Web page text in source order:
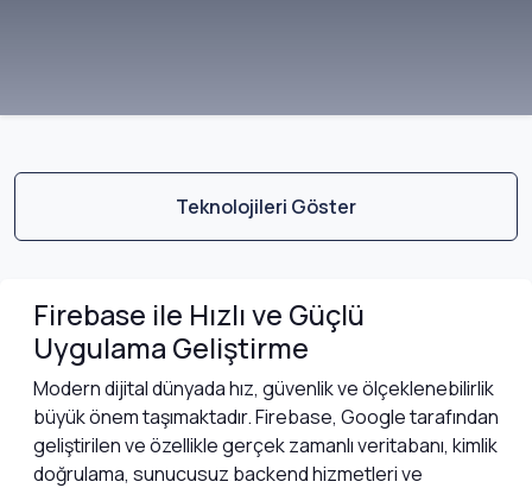
Teknolojileri Göster
Firebase ile Hızlı ve Güçlü
Uygulama Geliştirme
Modern dijital dünyada hız, güvenlik ve ölçeklenebilirlik
büyük önem taşımaktadır. Firebase, Google tarafından
geliştirilen ve özellikle gerçek zamanlı veritabanı, kimlik
doğrulama, sunucusuz backend hizmetleri ve